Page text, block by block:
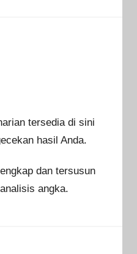
tersedia di sini
hasil Anda.
dan tersusun
angka.